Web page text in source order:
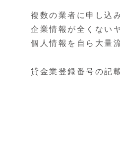
複数の業者に申し込
企業情報が全くない
個人情報を自ら大量
貸金業登録番号の記